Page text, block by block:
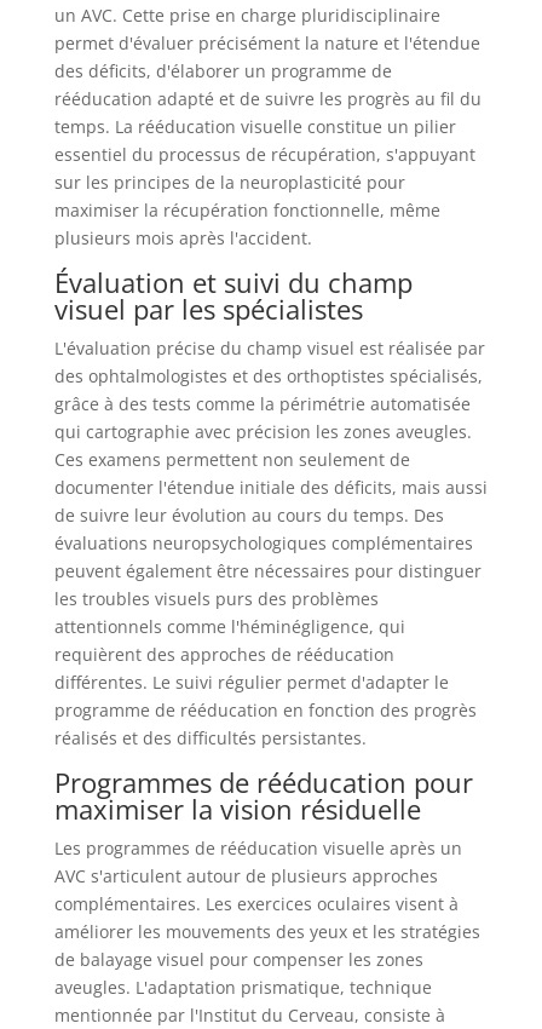
un AVC. Cette prise en charge pluridisciplinaire
permet d'évaluer précisément la nature et l'étendue
des déficits, d'élaborer un programme de
rééducation adapté et de suivre les progrès au fil du
temps. La rééducation visuelle constitue un pilier
essentiel du processus de récupération, s'appuyant
sur les principes de la neuroplasticité pour
maximiser la récupération fonctionnelle, même
plusieurs mois après l'accident.
Évaluation et suivi du champ
visuel par les spécialistes
L'évaluation précise du champ visuel est réalisée par
des ophtalmologistes et des orthoptistes spécialisés,
grâce à des tests comme la périmétrie automatisée
qui cartographie avec précision les zones aveugles.
Ces examens permettent non seulement de
documenter l'étendue initiale des déficits, mais aussi
de suivre leur évolution au cours du temps. Des
évaluations neuropsychologiques complémentaires
peuvent également être nécessaires pour distinguer
les troubles visuels purs des problèmes
attentionnels comme l'héminégligence, qui
requièrent des approches de rééducation
différentes. Le suivi régulier permet d'adapter le
programme de rééducation en fonction des progrès
réalisés et des difficultés persistantes.
Programmes de rééducation pour
maximiser la vision résiduelle
Les programmes de rééducation visuelle après un
AVC s'articulent autour de plusieurs approches
complémentaires. Les exercices oculaires visent à
améliorer les mouvements des yeux et les stratégies
de balayage visuel pour compenser les zones
aveugles. L'adaptation prismatique, technique
mentionnée par l'Institut du Cerveau, consiste à